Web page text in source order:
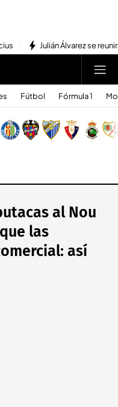
Julián Álvarez se
Fútbol Fórmula 1
al Nou
las
así